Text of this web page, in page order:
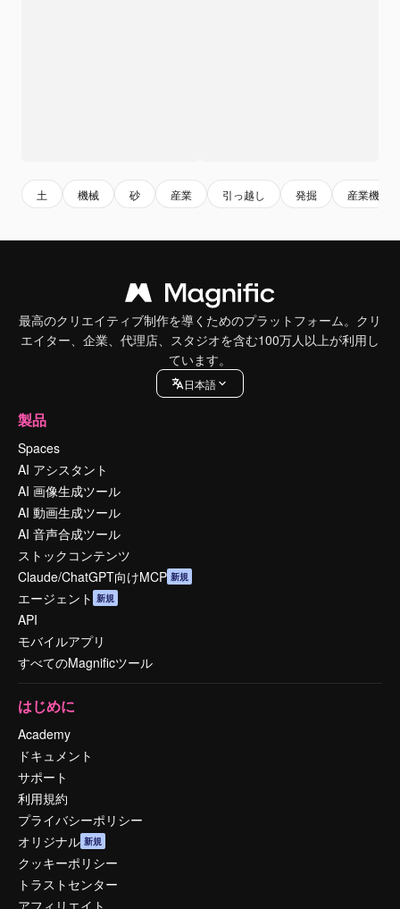
土 機械 砂 産業 引っ越し 発掘 産業機械
最高のクリエイティブ制作を導くためのプラットフォーム。クリ
エイター、企業、代理店、スタジオを含む100万人以上が利用し
ています。
日本語
製品
Spaces
AI アシスタント
AI 画像生成ツール
AI 動画生成ツール
AI 音声合成ツール
ストックコンテンツ
Claude/ChatGPT向けMCP 新規
エージェント 新規
API
モバイルアプリ
すべてのMagnificツール
はじめに
Academy
ドキュメント
サポート
利用規約
プライバシーポリシー
オリジナル 新規
クッキーポリシー
トラストセンター
アフィリエイト